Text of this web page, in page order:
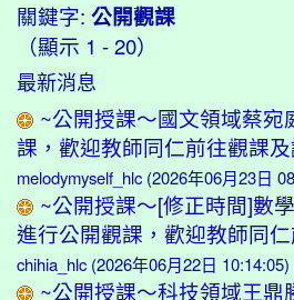
關鍵字: 公開觀課
（顯示 1 - 20）
最新消息
~公開授課～國文領域蔡宛
課，歡迎教師同仁前往觀課及
melodymyself_hlc (2026年06月23日
~公開授課～[修正時間]數
進行公開觀課，歡迎教師同
chihia_hlc (2026年06月22日 10:14:05)
~公開授課～科技領域王鼎